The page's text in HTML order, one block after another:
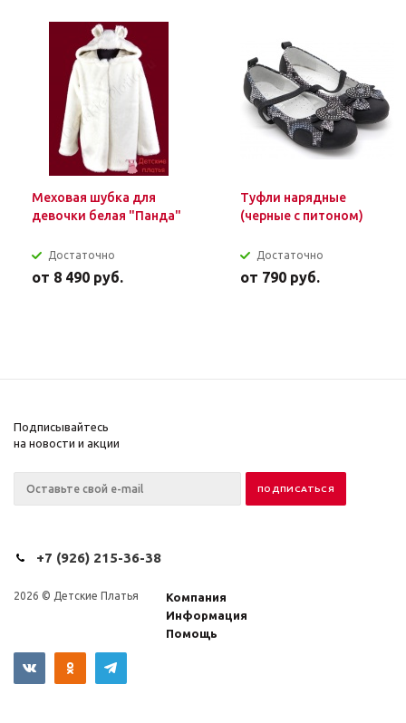
Меховая шубка для
девочки белая "Панда"
Достаточно
от 8 490 руб.
Туфли нарядные
(черные с питоном)
Достаточно
от 790 руб.
Подписывайтесь
на новости и акции
+7 (926) 215-36-38
2026 © Детские Платья
Компания
Информация
Помощь